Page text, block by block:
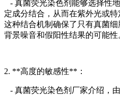
- 真菌荧光染色剂能够选择性
定成分结合，从而在紫外光或特
这种结合机制确保了只有真菌
背景噪音和假阳性结果的可能性
2. **高度的敏感性**：
- 真菌荧光染色剂厂家介绍，